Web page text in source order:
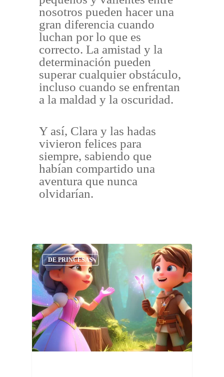
nosotros pueden hacer una
gran diferencia cuando
luchan por lo que es
correcto. La amistad y la
determinación pueden
superar cualquier obstáculo,
incluso cuando se enfrentan
a la maldad y la oscuridad.
Y así, Clara y las hadas
vivieron felices para
siempre, sabiendo que
habían compartido una
aventura que nunca
olvidarían.
DE PRINCESAS